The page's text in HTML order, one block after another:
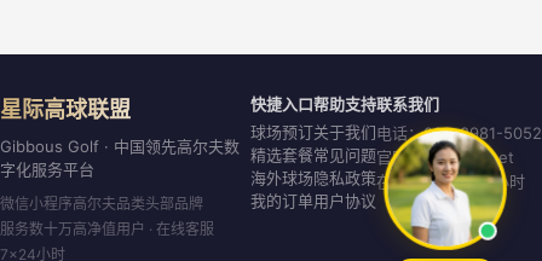
星际高球联盟
Gibbous Golf · 中国领先高尔夫数
字化服务平台
微信小程序高尔夫品类头部品牌
服务数十万高净值用户 · 在线客服
7×24小时
快捷入口
球场预订
精选套餐
海外球场
我的订单
帮助支持
关于我们
常见问题
隐私政策
用户协议
联系我们
电话：020-8981-5052
官网：gibbous.net
在线客服：7×24小时